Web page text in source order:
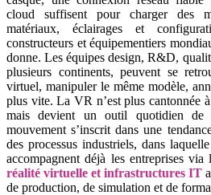
cloud suffisent pour charger des
matériaux, éclairages et
constructeurs et équipementiers
donne. Les équipes design, R&D,
plusieurs continents, peuvent se
virtuel, manipuler le même modèle,
plus vite. La VR n’est plus cantonnée
mais devient un outil quotidien
mouvement s’inscrit dans une
des processus industriels, dans
accompagnent déjà les entreprises
réalité virtuelle et infrastructures IT
de production, de simulation et de